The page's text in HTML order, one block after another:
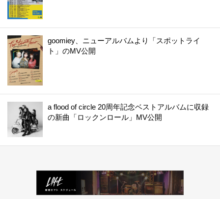
goomiey、ニューアルバムより「スポットライ
ト」のMV公開
a flood of circle 20周年記念ベストアルバムに収録
の新曲「ロックンロール」MV公開